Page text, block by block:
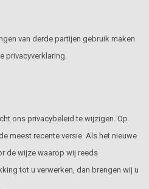
van derde partijen gebruik maken
privacyverklaring.
ons privacybeleid te wijzigen. Op
meest recente versie. Als het nieuwe
de wijze waarop wij reeds
tot u verwerken, dan brengen wij u